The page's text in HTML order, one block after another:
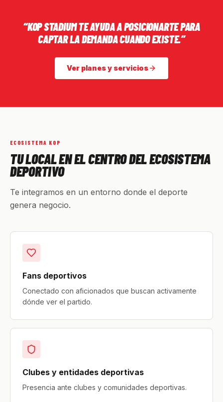
“KOP STADIUM TE AYUDA A POSICIONARTE PARA
CAPTAR LA DEMANDA CUANDO EXISTE.”
Ver planes y servicios
ECOSISTEMA KOP
TU LOCAL EN EL CENTRO DEL ECOSISTEMA
DEPORTIVO
Te integramos en un entorno donde el deporte
genera negocio.
Fans deportivos
Conectado con aficionados que buscan activamente
dónde ver el partido.
Clubes y entidades deportivas
Presencia ante clubes y comunidades deportivas.